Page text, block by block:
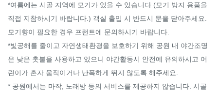
*여름에는 시골 지역에 모기가 있을 수 있습니다.(모기 방지 용품을
직접 지참하시기 바랍니다.) 객실 출입 시 반드시 문을 닫아주세요.
모기향이 필요한 경우 프런트에 문의하시기 바랍니다.
*빛공해를 줄이고 자연생태환경을 보호하기 위해 공원 내 야간조명
은 낮은 촛불을 사용하고 있으니 야간활동시 안전에 유의하시고 어
린이가 혼자 움직이거나 난폭하게 뛰지 않도록 해주세요.
* 공원에서는 마작, 노래방 등의 서비스를 제공하지 않습니다. 시골